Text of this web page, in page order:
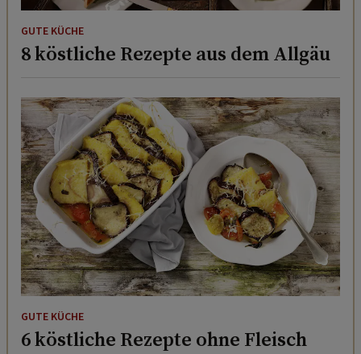
GUTE KÜCHE
8 köstliche Rezepte aus dem Allgäu
GUTE KÜCHE
6 köstliche Rezepte ohne Fleisch